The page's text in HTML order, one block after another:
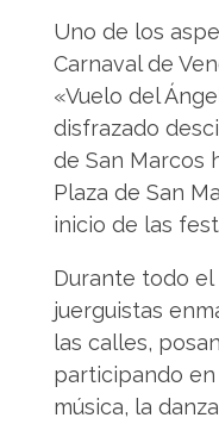
Uno de los
Carnaval de
«Vuelo del
disfrazado
de San Marcos
Plaza de San
inicio de las
Durante todo el
juerguistas
las calles,
participando
música, la